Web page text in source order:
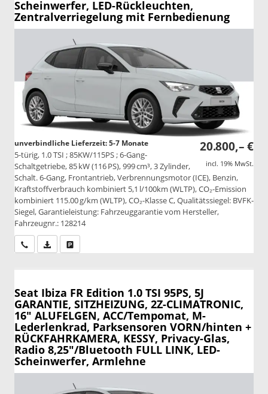
Scheinwerfer, LED-Rückleuchten,
Zentralverriegelung mit Fernbedienung
20.800,– €
incl. 19% MwSt.
unverbindliche Lieferzeit: 5-7 Monate
5-türig, 1.0 TSI ; 85KW/115PS ; 6-Gang-
Schaltgetriebe, 85 kW (116 PS), 999 cm³, 3 Zylinder,
Schalt. 6-Gang, Frontantrieb, Verbrennungsmotor (ICE), Benzin,
Kraftstoffverbrauch kombiniert 5,1 l/100km (WLTP), CO₂-Emission
kombiniert 115.00 g/km (WLTP), CO₂-Klasse C, Qualitätssiegel: BVFK-
Siegel, Garantieleistung: Fahrzeuggarantie vom Hersteller,
Fahrzeugnr.: 128214
Wir rufen Sie anPDF-Datei, Fahrzeugexposé drucken
Seat Ibiza FR Edition 1.0 TSI 95PS, 5J
GARANTIE, SITZHEIZUNG, 2Z-CLIMATRONIC,
16" ALUFELGEN, ACC/Tempomat, M-
Lederlenkrad, Parksensoren VORN/hinten +
RÜCKFAHRKAMERA, KESSY, Privacy-Glas,
Radio 8,25"/Bluetooth FULL LINK, LED-
Scheinwerfer, Armlehne